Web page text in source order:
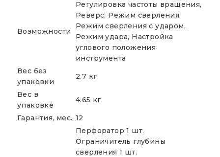
Возможности
Регулировка частоты вращения,
Реверс, Режим сверления,
Режим сверления с ударом,
Режим удара, Настройка
углового положения
инструмента
Вес без
упаковки
2.7 кг
Вес в
упаковке
4.65 кг
Гарантия, мес. 12
Перфоратор 1 шт.
Ограничитель глубины
сверления 1 шт.